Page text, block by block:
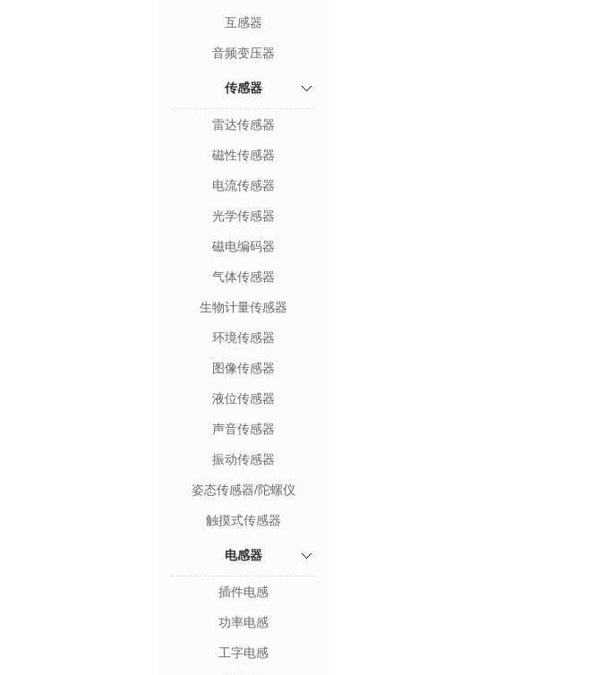
互感器
音频变压器
传感器
雷达传感器
磁性传感器
电流传感器
光学传感器
磁电编码器
气体传感器
生物计量传感器
环境传感器
图像传感器
液位传感器
声音传感器
振动传感器
姿态传感器/陀螺仪
触摸式传感器
电感器
插件电感
功率电感
工字电感